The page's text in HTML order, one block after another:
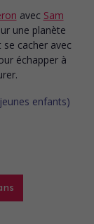
avec Sam
une planète
cacher avec
échapper à